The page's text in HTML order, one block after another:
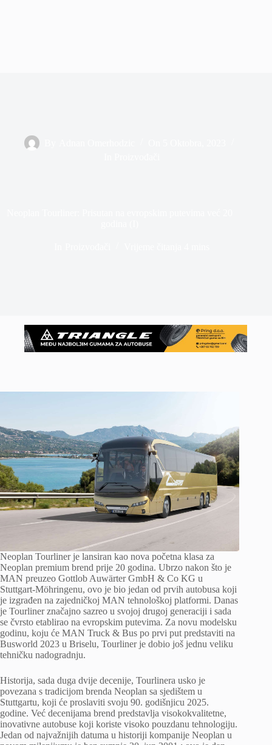
Neoplan Tourliner je lansiran kao nova početna klasa za
Neoplan premium brend prije 20 godina. Ubrzo nakon što je
MAN preuzeo Gottlob Auwärter GmbH & Co KG u
Stuttgart-Möhringenu, ovo je bio jedan od prvih autobusa koji
je izgrađen na zajedničkoj MAN tehnološkoj platformi. Danas
je Tourliner značajno sazreo u svojoj drugoj generaciji i sada
se čvrsto etablirao na evropskim putevima. Za novu modelsku
godinu, koju će MAN Truck & Bus po prvi put predstaviti na
Busworld 2023 u Briselu, Tourliner je dobio još jednu veliku
tehničku nadogradnju.
Historija, sada duga dvije decenije, Tourlinera usko je
povezana s tradicijom brenda Neoplan sa sjedištem u
Stuttgartu, koji će proslaviti svoju 90. godišnjicu 2025.
godine. Već decenijama brend predstavlja visokokvalitetne,
inovativne autobuse koji koriste visoko pouzdanu tehnologiju.
Jedan od najvažnijih datuma u historiji kompanije Neoplan u